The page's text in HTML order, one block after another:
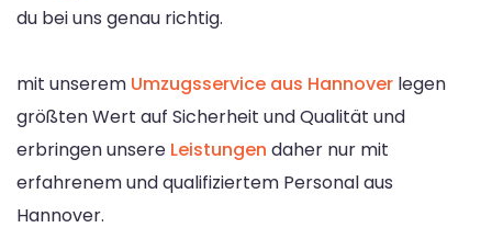
du bei uns genau richtig.
mit unserem Umzugsservice aus Hannover legen
größten Wert auf Sicherheit und Qualität und
erbringen unsere Leistungen daher nur mit
erfahrenem und qualifiziertem Personal aus
Hannover.